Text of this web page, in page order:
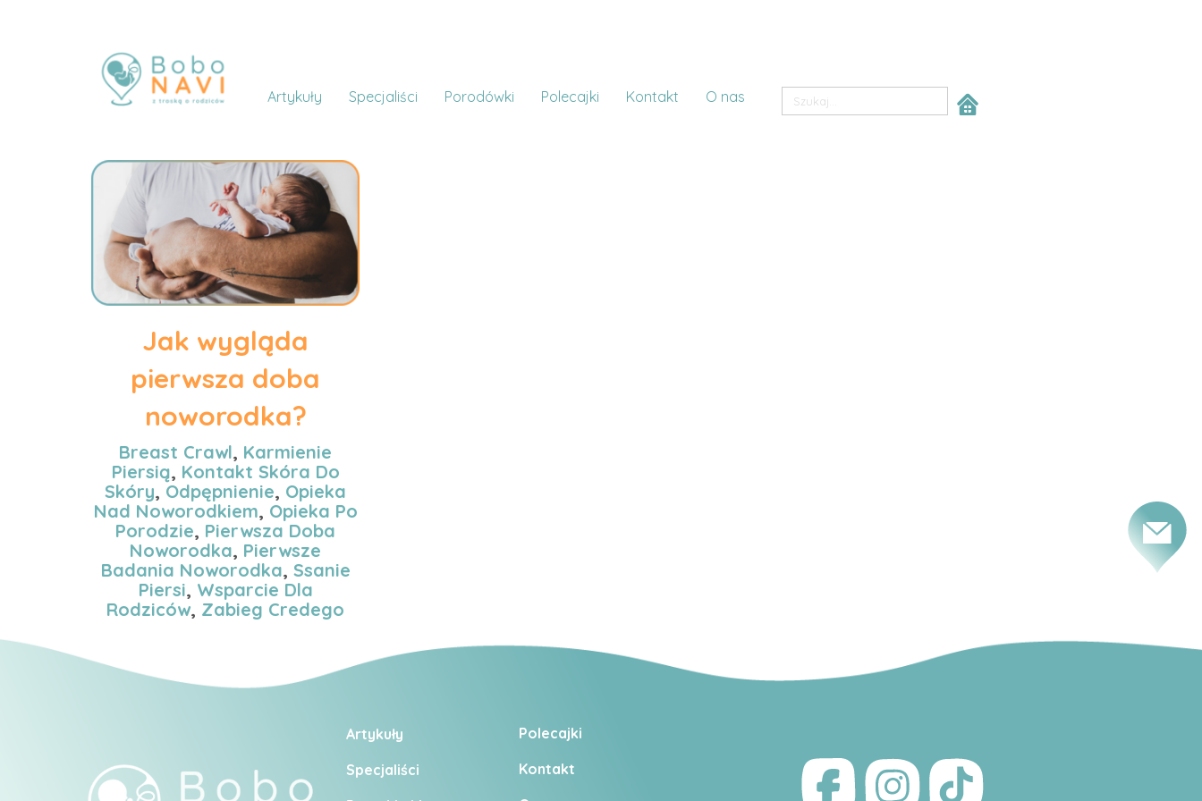
Artykuły Specjaliści Porodówki Polecajki Kontakt O nas
Jak wygląda
pierwsza doba
noworodka?
Breast Crawl, Karmienie
Piersią, Kontakt Skóra Do
Skóry, Odpępnienie, Opieka
Nad Noworodkiem, Opieka Po
Porodzie, Pierwsza Doba
Noworodka, Pierwsze
Badania Noworodka, Ssanie
Piersi, Wsparcie Dla
Rodziców, Zabieg Credego
Artykuły
Specjaliści
Polecajki
Kontakt